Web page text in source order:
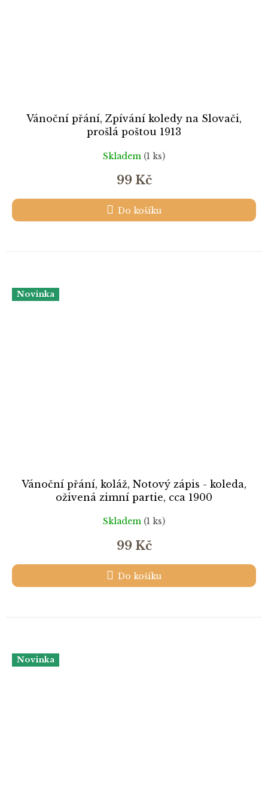
Vánoční přání, Zpívání koledy na Slovači,
prošlá poštou 1913
Skladem (1 ks)
99 Kč
Do košíku
Novinka
Vánoční přání, koláž, Notový zápis - koleda,
oživená zimní partie, cca 1900
Skladem (1 ks)
99 Kč
Do košíku
Novinka